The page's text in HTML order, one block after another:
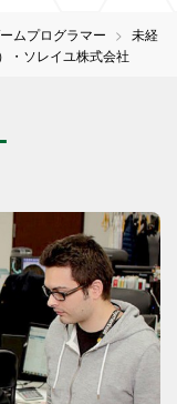
ムプログラマー
未経
・ソレイユ株式会社